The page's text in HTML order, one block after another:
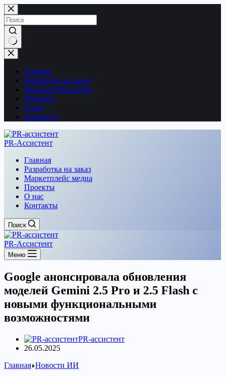
Перейти
к
сути
Ничего
не
найденоГлавная
Разработка на заказ
Маркетплейс медиа
Проекты
О нас
Контакты
PR-Ассистент
Главная
Разработка на заказ
Маркетплейс медиа
Проекты
О нас
Контакты
Поиск
PR-Ассистент
Меню
Google анонсировала обновления
моделей Gemini 2.5 Pro и 2.5 Flash с
новыми функциональными
возможностями
PR-ассистент
26.05.2025
Главная Новости ИИ